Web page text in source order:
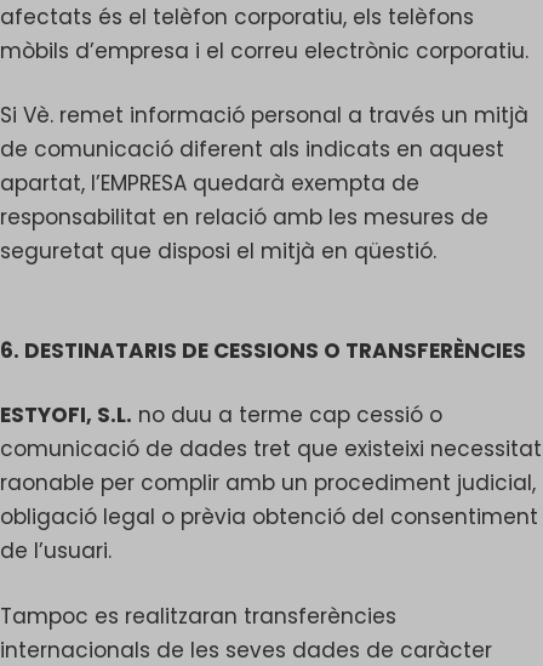
afectats és el telèfon corporatiu, els telèfons
mòbils d’empresa i el correu electrònic corporatiu.
Si Vè. remet informació personal a través un mitjà
de comunicació diferent als indicats en aquest
apartat, l’EMPRESA quedarà exempta de
responsabilitat en relació amb les mesures de
seguretat que disposi el mitjà en qüestió.
6. DESTINATARIS DE CESSIONS O TRANSFERÈNCIES
ESTYOFI, S.L. no duu a terme cap cessió o
comunicació de dades tret que existeixi necessitat
raonable per complir amb un procediment judicial,
obligació legal o prèvia obtenció del consentiment
de l’usuari.
Tampoc es realitzaran transferències
internacionals de les seves dades de caràcter